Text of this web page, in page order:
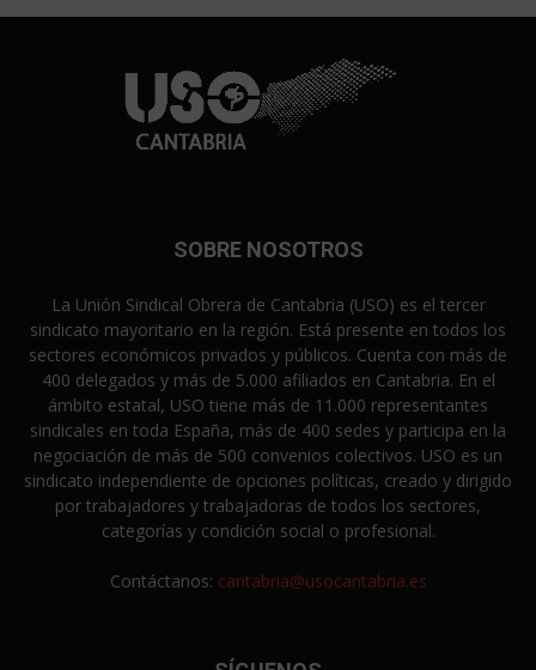
SOBRE NOSOTROS
La Unión Sindical Obrera de Cantabria (USO) es el tercer
sindicato mayoritario en la región. Está presente en todos los
sectores económicos privados y públicos. Cuenta con más de
400 delegados y más de 5.000 afiliados en Cantabria. En el
ámbito estatal, USO tiene más de 11.000 representantes
sindicales en toda España, más de 400 sedes y participa en la
negociación de más de 500 convenios colectivos. USO es un
sindicato independiente de opciones políticas, creado y dirigido
por trabajadores y trabajadoras de todos los sectores,
categorías y condición social o profesional.
Contáctanos: cantabria@usocantabria.es